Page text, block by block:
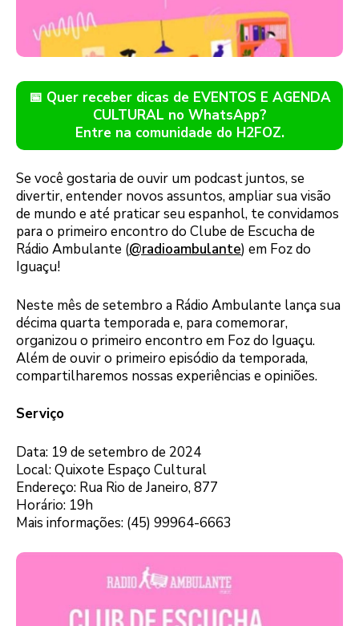
📅 Quer receber dicas de EVENTOS E AGENDA
CULTURAL no WhatsApp?
Entre na comunidade do H2FOZ.
Se você gostaria de ouvir um podcast juntos, se
divertir, entender novos assuntos, ampliar sua visão
de mundo e até praticar seu espanhol, te convidamos
para o primeiro encontro do Clube de Escucha de
Rádio Ambulante (@radioambulante) em Foz do
Iguaçu!
Neste mês de setembro a Rádio Ambulante lança sua
décima quarta temporada e, para comemorar,
organizou o primeiro encontro em Foz do Iguaçu.
Além de ouvir o primeiro episódio da temporada,
compartilharemos nossas experiências e opiniões.
Serviço
Data: 19 de setembro de 2024
Local: Quixote Espaço Cultural
Endereço: Rua Rio de Janeiro, 877
Horário: 19h
Mais informações: (45) 99964-6663